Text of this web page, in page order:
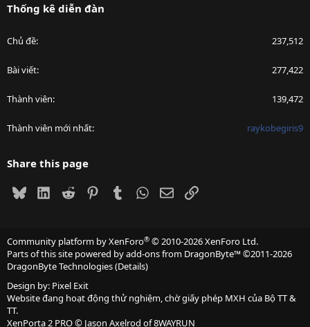
Thống kê diễn đàn
Chủ đề 237,512
Bài viết 277,422
Thành viên 139,472
Thành viên mới nhất raykobegiris9
Share this page
BlueskyLinkedIn
Reddit PinterestTumblrWhatsApp
EmailLink
Community platform by XenForo® © 2010-2026 XenForo Ltd.
Parts of this site powered byadd-ons from DragonByte™©2011-2026
DragonByte Technologies(Details)
Design by: Pixel Exit
Website đang hoạt động thử nghiệm, chờ giấy phép MXH của Bộ TT &
TT.
XenPorta 2 PRO© Jason Axelrod of8WAYRUN